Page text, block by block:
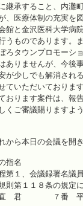
継承すること、内灘
、医療体制の充実を
館と金沢医科大学病
うものであります。
ろタウンプロモーシ
ありませんが、今後
が少しでも解消され
ていただいておりま
ります案件は、報
くご審議賜りますよ
ら本日の会議を開き
名
１、会議録署名議員
第１１８条の規定に
７番 平